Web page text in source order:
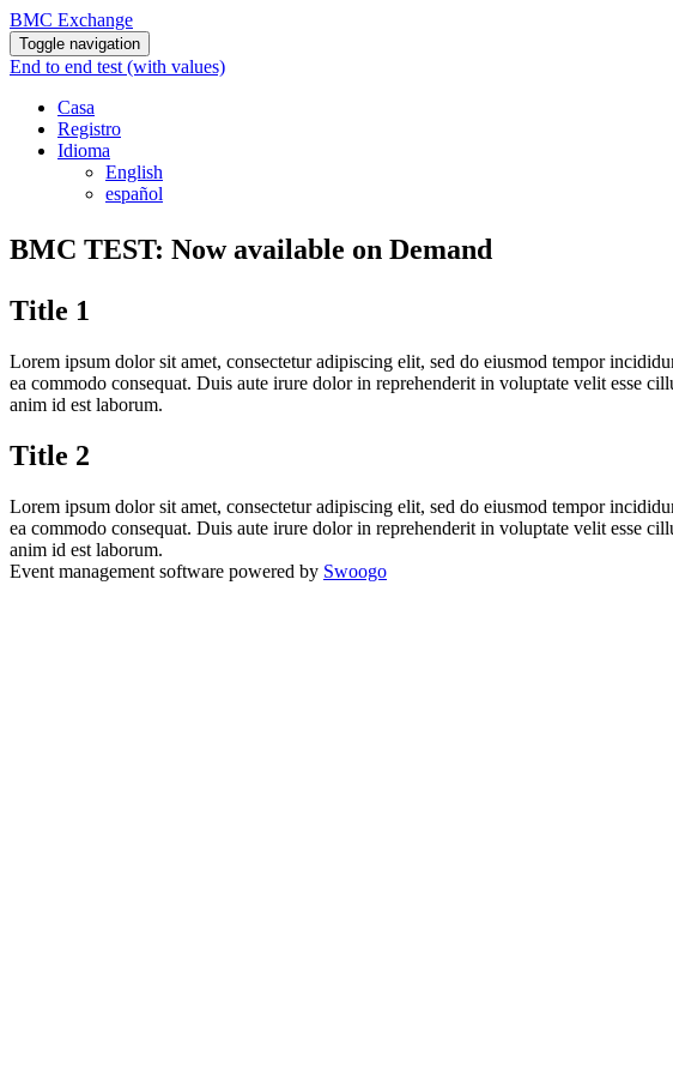
BMC Exchange
Toggle navigation
End to end test (with values)
Casa
Registro
Idioma
English
español
BMC TEST: Now available on Demand
Title 1
Lorem ipsum dolor sit amet, consectetur adipiscing elit, sed do eiusmod tempor
ea commodo consequat. Duis aute irure dolor in reprehenderit in voluptate velit esse
anim id est laborum.
Title 2
Lorem ipsum dolor sit amet, consectetur adipiscing elit, sed do eiusmod tempor
ea commodo consequat. Duis aute irure dolor in reprehenderit in voluptate velit esse
anim id est laborum.
Event management software powered by Swoogo